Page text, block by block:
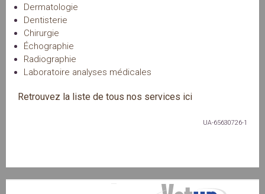
Dermatologie
Dentisterie
Chirurgie
Échographie
Radiographie
Laboratoire analyses médicales
Retrouvez la liste de tous nos services ici
UA-65630726-1